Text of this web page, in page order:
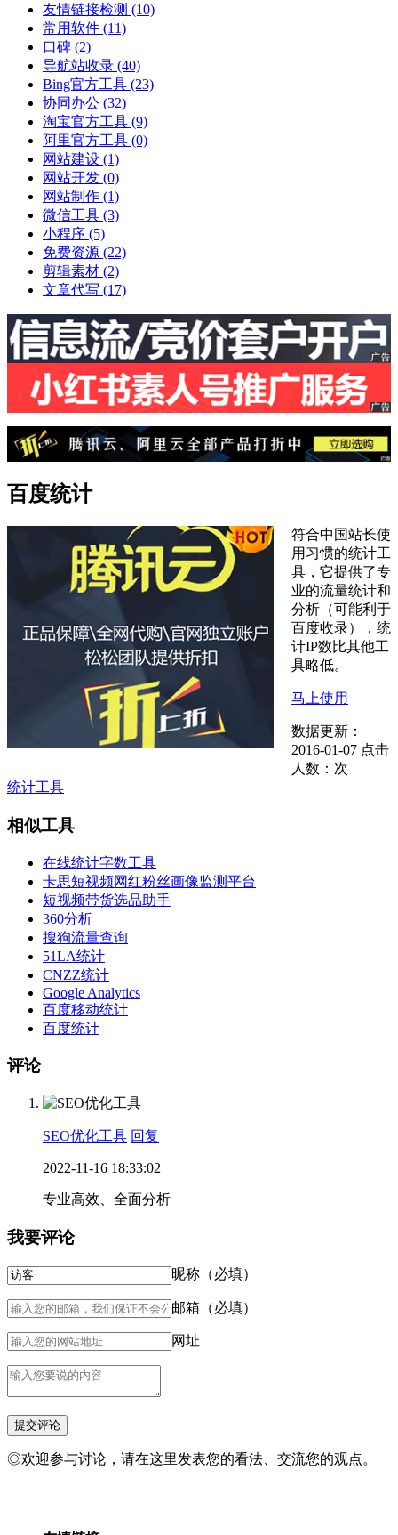
友情链接检测 (10)
常用软件 (11)
口碑 (2)
导航站收录 (40)
Bing官方工具 (23)
协同办公 (32)
淘宝官方工具 (9)
阿里官方工具 (0)
网站建设 (1)
网站开发 (0)
网站制作 (1)
微信工具 (3)
小程序 (5)
免费资源 (22)
剪辑素材 (2)
文章代写 (17)
百度统计
符合中国站长使
用习惯的统计工
具，它提供了专
业的流量统计和
分析（可能利于
百度收录），统
计IP数比其他工
具略低。
马上使用
数据更新：
2016-01-07 点击
人数： 次
统计工具
相似工具
在线统计字数工具
卡思短视频网红粉丝画像监测平台
短视频带货选品助手
360分析
搜狗流量查询
51LA统计
CNZZ统计
Google Analytics
百度移动统计
百度统计
评论
SEO优化工具 回复
2022-11-16 18:33:02
专业高效、全面分析
我要评论
昵称（必填）
邮箱（必填）
网址
◎欢迎参与讨论，请在这里发表您的看法、交流您的观点。